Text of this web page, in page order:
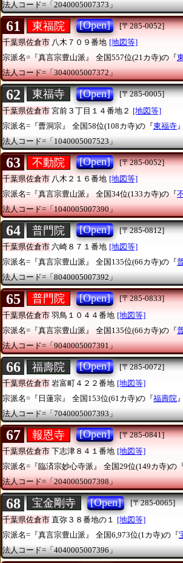
法人コード=「2040005007373」
61 東福院 [Open]
[〒285-0052]
千葉県佐倉市 八木７０９番地 [地図等]
宗派名=『真言宗豊山派』
全国557位(21カ寺)の『
法人コード=「3040005007372」
62 東福寺 [Open]
[〒285-0005]
千葉県佐倉市 宮前３丁目１４番地２ [地図等]
宗派名=『曹洞宗』
全国58位(108カ寺)の『東福寺
法人コード=「1040005007523」
63 不動院 [Open]
[〒285-0052]
千葉県佐倉市 八木２１６番地 [地図等]
宗派名=『真言宗豊山派』
全国34位(133カ寺)の『
法人コード=「1040005007390」
64 普門院 [Open]
[〒285-0812]
千葉県佐倉市 六崎８７１番地 [地図等]
宗派名=『真言宗豊山派』
全国135位(66カ寺)の『
法人コード=「8040005007392」
65 普門院 [Open]
[〒285-0833]
千葉県佐倉市 羽鳥１０４４番地 [地図等]
宗派名=『真言宗豊山派』
全国135位(66カ寺)の『
法人コード=「9040005007391」
66 福壽院 [Open]
[〒285-0072]
千葉県佐倉市 岩富町４２２番地 [地図等]
宗派名=『日蓮宗』
全国153位(61カ寺)の『福壽院
法人コード=「7040005007393」
67 報恩寺 [Open]
[〒285-0841]
千葉県佐倉市 下志津８４１番地 [地図等]
宗派名=『臨済宗妙心寺派』
全国29位(149カ寺)の
法人コード=「2040005007398」
68 宝金剛寺 [Open]
[〒285-0065]
千葉県佐倉市 直弥３８番地の１
[地図等]
宗派名=『真言宗豊山派』
全国6,973位(1カ寺)の『
法人コード=「4040005007396」